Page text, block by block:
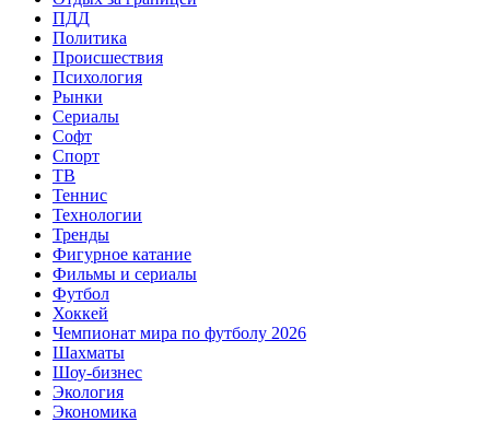
ПДД
Политика
Происшествия
Психология
Рынки
Сериалы
Софт
Спорт
ТВ
Теннис
Технологии
Тренды
Фигурное катание
Фильмы и сериалы
Футбол
Хоккей
Чемпионат мира по футболу 2026
Шахматы
Шоу-бизнес
Экология
Экономика